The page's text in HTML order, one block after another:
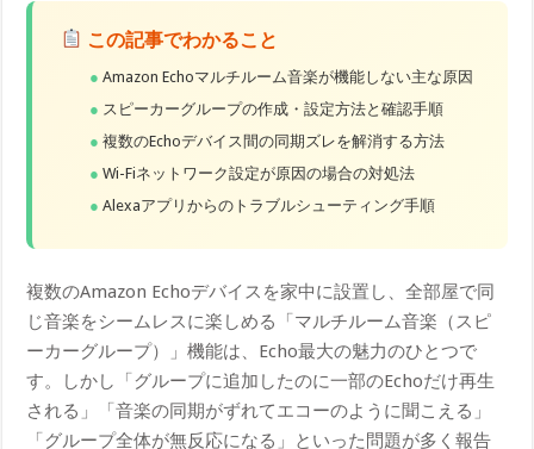
この記事でわかること
Amazon Echoマルチルーム音楽が機能しない主な原因
スピーカーグループの作成・設定方法と確認手順
複数のEchoデバイス間の同期ズレを解消する方法
Wi-Fiネットワーク設定が原因の場合の対処法
Alexaアプリからのトラブルシューティング手順
複数のAmazon Echoデバイスを家中に設置し、全部屋で同
じ音楽をシームレスに楽しめる「マルチルーム音楽（スピ
ーカーグループ）」機能は、Echo最大の魅力のひとつで
す。しかし「グループに追加したのに一部のEchoだけ再生
される」「音楽の同期がずれてエコーのように聞こえる」
「グループ全体が無反応になる」といった問題が多く報告